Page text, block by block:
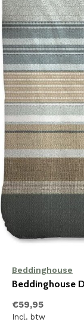
Beddinghouse
Beddinghouse
€59,95
Incl. btw